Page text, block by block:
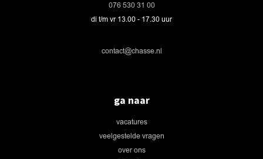
076 530 31 00
di t/m vr 13.00 - 17.30 uur
contact@chasse.nl
ga naar
vacatures
veelgestelde vragen
over ons